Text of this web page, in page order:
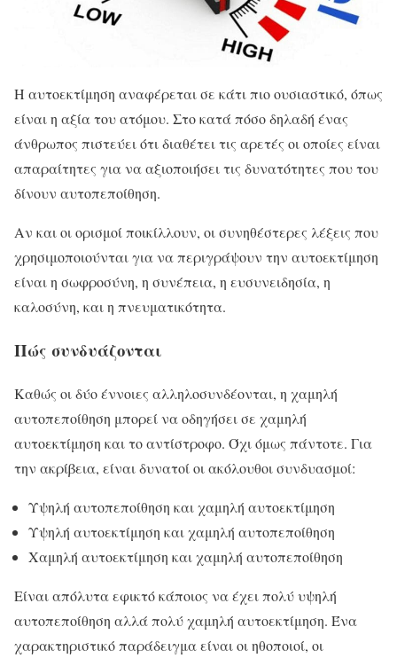
Η αυτοεκτίμηση αναφέρεται σε κάτι πιο ουσιαστικό, όπως
είναι η αξία του ατόμου. Στο κατά πόσο δηλαδή ένας
άνθρωπος πιστεύει ότι διαθέτει τις αρετές οι οποίες είναι
απαραίτητες για να αξιοποιήσει τις δυνατότητες που του
δίνουν αυτοπεποίθηση.
Αν και οι ορισμοί ποικίλλουν, οι συνηθέστερες λέξεις που
χρησιμοποιούνται για να περιγράψουν την αυτοεκτίμηση
είναι η σωφροσύνη, η συνέπεια, η ευσυνειδησία, η
καλοσύνη, και η πνευματικότητα.
Πώς συνδυάζονται
Καθώς οι δύο έννοιες αλληλοσυνδέονται, η χαμηλή
αυτοπεποίθηση μπορεί να οδηγήσει σε χαμηλή
αυτοεκτίμηση και το αντίστροφο. Όχι όμως πάντοτε. Για
την ακρίβεια, είναι δυνατοί οι ακόλουθοι συνδυασμοί:
Υψηλή αυτοπεποίθηση και χαμηλή αυτοεκτίμηση
Υψηλή αυτοεκτίμηση και χαμηλή αυτοπεποίθηση
Χαμηλή αυτοεκτίμηση και χαμηλή αυτοπεποίθηση
Είναι απόλυτα εφικτό κάποιος να έχει πολύ υψηλή
αυτοπεποίθηση αλλά πολύ χαμηλή αυτοεκτίμηση. Ένα
χαρακτηριστικό παράδειγμα είναι οι ηθοποιοί, οι